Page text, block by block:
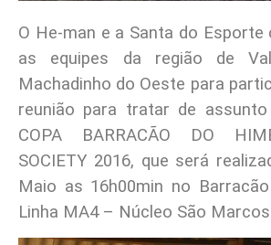
O He-man e a Santa do Esporte
as equipes da região de
Machadinho do Oeste para
reunião para tratar de
COPA BARRACÃO DO
SOCIETY 2016, que será
Maio as 16h00min no
Linha MA4 – Núcleo São